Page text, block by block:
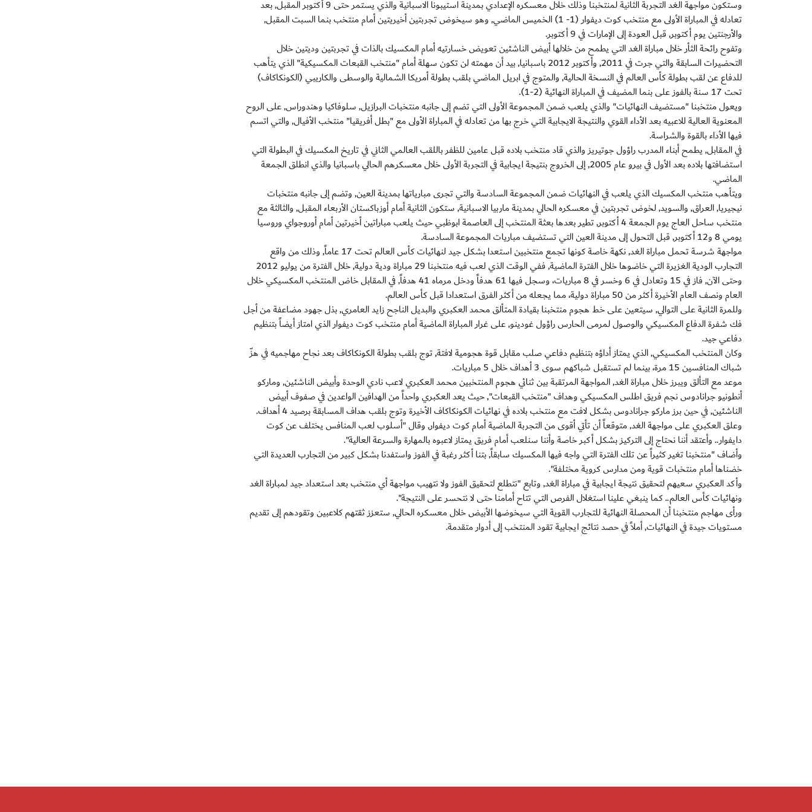
وستكون مواجهة الغد التجربة الثانية لمنتخبنا وذلك خلال معسكره الإعدادي بمدينة استيبونا الاسبانية والذي يستمر حتى 9 أكتوبر المقبل, بعد
تعادله في المباراة الأولى مع منتخب كوت ديفوار (1- 1) الخميس الماضي, وهو سيخوض تجربتين أخيريتين أمام منتخب بنما السبت المقبل,
والأرجنتين يوم أكتوبر, قبل العودة إلى الإمارات في 9 أكتوبر.
وتفوح رائحة الثأر خلال مباراة الغد التي يطمح من خلالها أبيض الناشئين تعويض خسارتيه أمام المكسيك بالذات في تجربتين وديتين خلال
التحضيرات السابقة والتي جرت في 2011, وأكتوبر 2012 باسبانيا, بيد أن مهمته لن تكون سهلة أمام "منتخب القبعات المكسيكية" الذي يتأهب
للدفاع عن لقب بطولة كأس العالم في النسخة الحالية, والمتوج في ابريل الماضي بلقب بطولة أمريكا الشمالية والوسطى والكاريبي (الكونكاكاف)
تحت 17 سنة بالفوز على بنما المضيف في المباراة النهائية (2-1).
ويعول منتخبنا "مستضيف النهائيات" والذي يلعب ضمن المجموعة الأولى التي تضم إلى جانبه منتخبات البرازيل, سلوفاكيا وهندوراس, على الروح
المعنوية العالية للاعبيه بعد الأداء القوي والنتيجة الايجابية التي خرج بها من تعادله في المباراة الأولى مع "بطل أفريقيا" منتخب الأفيال, والتي اتسم
فيها الأداء بالقوة والشراسة.
في المقابل, يطمح أبناء المدرب راؤول جوتيريز والذي قاد منتخب بلاده قبل عامين للظفر باللقب العالمي الثاني في تاريخ المكسيك في البطولة التي
استضافتها بلاده بعد الأول في بيرو عام 2005, إلى الخروج بنتيجة ايجابية في التجربة الأولى خلال معسكرهم الحالي باسبانيا والذي انطلق الجمعة
الماضي.
ويتأهب منتخب المكسيك الذي يلعب في النهائيات ضمن المجموعة السادسة والتي تجرى مبارياتها بمدينة العين, وتضم إلى جانبه منتخبات
نيجيريا, العراق, والسويد, لخوض تجربتين في معسكره الحالي بمدينة ماربيا الاسبانية, ستكون الثانية أمام أوزباكستان الأربعاء المقبل, والثالثة مع
منتخب ساحل العاج يوم الجمعة 4 أكتوبر, تطير بعدها بعثة المنتخب إلى العاصمة ابوظبي حيث يلعب مباراتين أخيرتين أمام أوروجواي وروسيا
يومي 8 و12 أكتوبر, قبل التحول إلى مدينة العين التي تستضيف مباريات المجموعة السادسة.
مواجهة شرسة تحمل مباراة الغد, نكهة خاصة كونها تجمع منتخبين استعدا بشكل جيد لنهائيات كأس العالم تحت 17 عاماً, وذلك من واقع
التجارب الودية الغزيرة التي خاضوها خلال الفترة الماضية, ففي الوقت الذي لعب فيه منتخبنا 29 مباراة ودية دولية, خلال الفترة من يوليو 2012
وحتى الآن, فاز في 15 وتعادل في 6 وخسر في 8 مباريات، وسجل فيها 61 هدفاً ودخل مرماه 41 هدفاً, في المقابل خاض المنتخب المكسيكي خلال
العام ونصف العام الأخيرة أكثر من 50 مباراة دولية، مما يجعله من أكثر الفرق استعدادا قبل كأس العالم.
وللمرة الثانية على التوالي, سيتعين على خط هجوم منتخبنا بقيادة المتألق محمد العكبري والبديل الناجح زايد العامري, بذل جهود مضاعفة من أجل
فك شفرة الدفاع المكسيكي والوصول لمرمى الحارس راؤول غودينو, على غرار المباراة الماضية أمام منتخب كوت ديفوار الذي امتاز أيضاً بتنظيم
دفاعي جيد.
وكان المنتخب المكسيكي, الذي يمتاز أداؤه بتنظيم دفاعي صلب مقابل قوة هجومية لافتة, توج بلقب بطولة الكونكاكاف بعد نجاح مهاجميه في هزّ
شباك المنافسين 15 مرة، بينما لم تستقبل شباكهم سوى 3 أهداف خلال 5 مباريات.
موعد مع التألق ويبرز خلال مباراة الغد, المواجهة المرتقبة بين ثنائي هجوم المنتخبين محمد العكبري لاعب نادي الوحدة وأبيض الناشئين, وماركو
أنطونيو جرانادوس نجم فريق اطلس المكسيكي وهداف "منتخب القبعات", حيث يعد العكبري واحداً من الهدافين الواعدين في صفوف أبيض
الناشئين, في حين برز ماركو جرانادوس بشكل لافت مع منتخب بلاده في نهائيات الكونكاكاف الأخيرة وتوج بلقب هداف المسابقة برصيد 4 أهداف.
وعلق العكبري على مواجهة الغد, متوقعاً أن تأتي أقوى من التجربة الماضية أمام كوت ديفوار, وقال "أسلوب لعب المنافس يختلف عن كوت
دايفوار.. وأعتقد أننا نحتاج إلى التركيز بشكل أكبر خاصة وأننا سنلعب أمام فريق يمتاز لاعبوه بالمهارة والسرعة العالية".
وأضاف "منتخبنا تغير كثيراً عن تلك الفترة التي واجه فيها المكسيك سابقاً, بتنا أكثر رغبة في الفوز واستفدنا بشكل كبير من التجارب العديدة التي
خضناها أمام منتخبات قوية ومن مدارس كروية مختلفة".
وأكد العكبري سعيهم لتحقيق نتيجة ايجابية في مباراة الغد, وتابع "نتطلع لتحقيق الفوز ولا نتهيب مواجهة أي منتخب بعد استعداد جيد لمباراة الغد
ونهائيات كأس العالم.. كما ينبغي علينا استغلال الفرص التي تتاح أمامنا حتى لا نتحسر على النتيجة".
ورأى مهاجم منتخبنا أن المحصلة النهائية للتجارب القوية التي سيخوضها الأبيض خلال معسكره الحالي, ستعزز ثقتهم كلاعبين وتقودهم إلى تقديم
مستويات جيدة في النهائيات, أملاً في حصد نتائج ايجابية تقود المنتخب إلى أدوار متقدمة.